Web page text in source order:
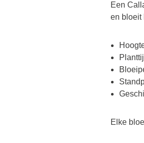
Een
en bloeit
Elke